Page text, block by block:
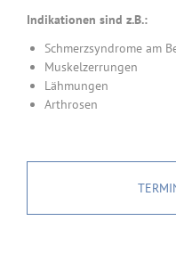
Indikationen sind z.B.:
Schmerzsyndrome am
Muskelzerrungen
Lähmungen
Arthrosen